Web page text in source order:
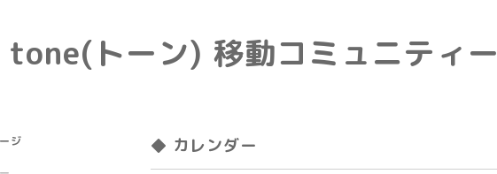
トーン) 移動コミュニティー
◆ カレンダー
ジ